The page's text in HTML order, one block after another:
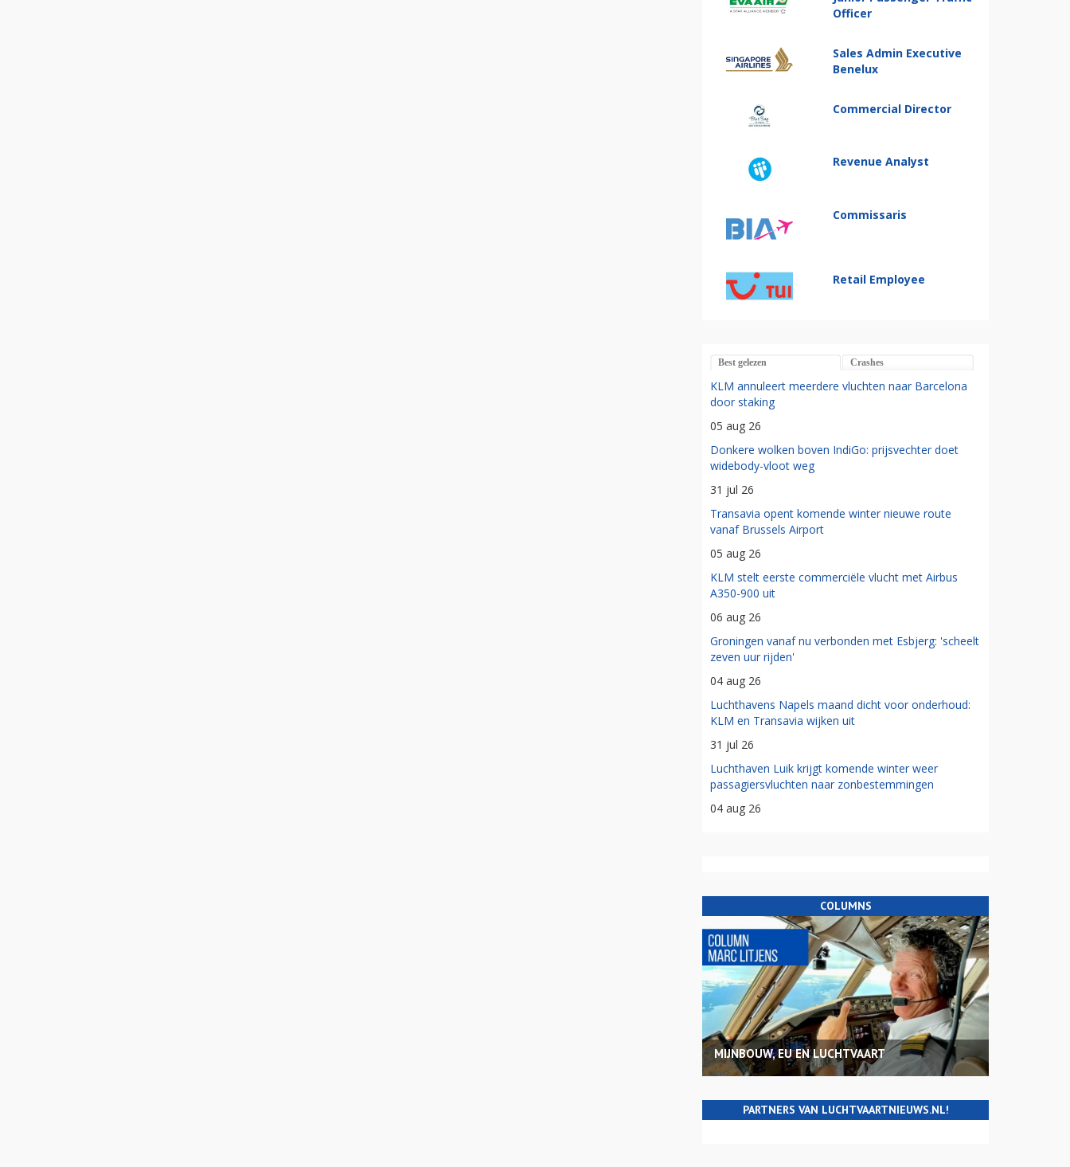
Officer
Sales Admin Executive
Benelux
Commercial Director
Revenue Analyst
Commissaris
Retail Employee
Best gelezen Crashes
KLM annuleert meerdere vluchten naar Barcelona
door staking
05 aug 26
Donkere wolken boven IndiGo: prijsvechter doet
widebody-vloot weg
31 jul 26
Transavia opent komende winter nieuwe route
vanaf Brussels Airport
05 aug 26
KLM stelt eerste commerciële vlucht met Airbus
A350-900 uit
06 aug 26
Groningen vanaf nu verbonden met Esbjerg: 'scheelt
zeven uur rijden'
04 aug 26
Luchthavens Napels maand dicht voor onderhoud:
KLM en Transavia wijken uit
31 jul 26
Luchthaven Luik krijgt komende winter weer
passagiersvluchten naar zonbestemmingen
04 aug 26
COLUMNS
MIJNBOUW, EU EN LUCHTVAART
PARTNERS VAN LUCHTVAARTNIEUWS.NL!